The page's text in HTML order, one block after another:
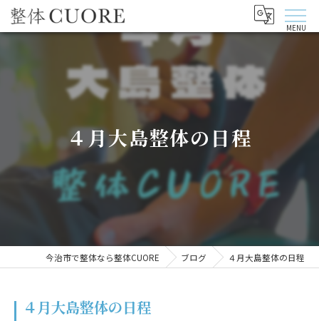
４月大島整体の日程
今治市で整体なら整体CUORE ブログ ４月大島整体の日程
４月大島整体の日程